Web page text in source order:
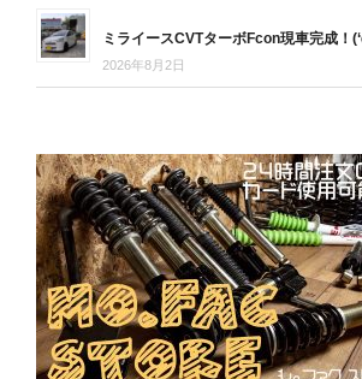
ミライースCVTターボFcon現車完成！
2026年8月2日